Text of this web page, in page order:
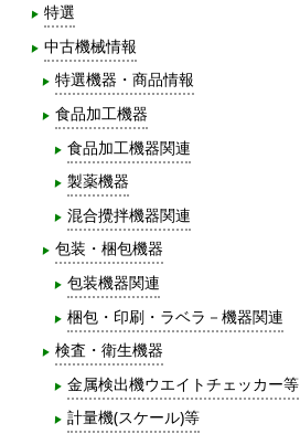
特選
中古機械情報
特選機器・商品情報
食品加工機器
食品加工機器関連
製薬機器
混合攪拌機器関連
包装・梱包機器
包装機器関連
梱包・印刷・ラベラ－機器関連
検査・衛生機器
金属検出機ウエイトチェッカー等
計量機(スケール)等